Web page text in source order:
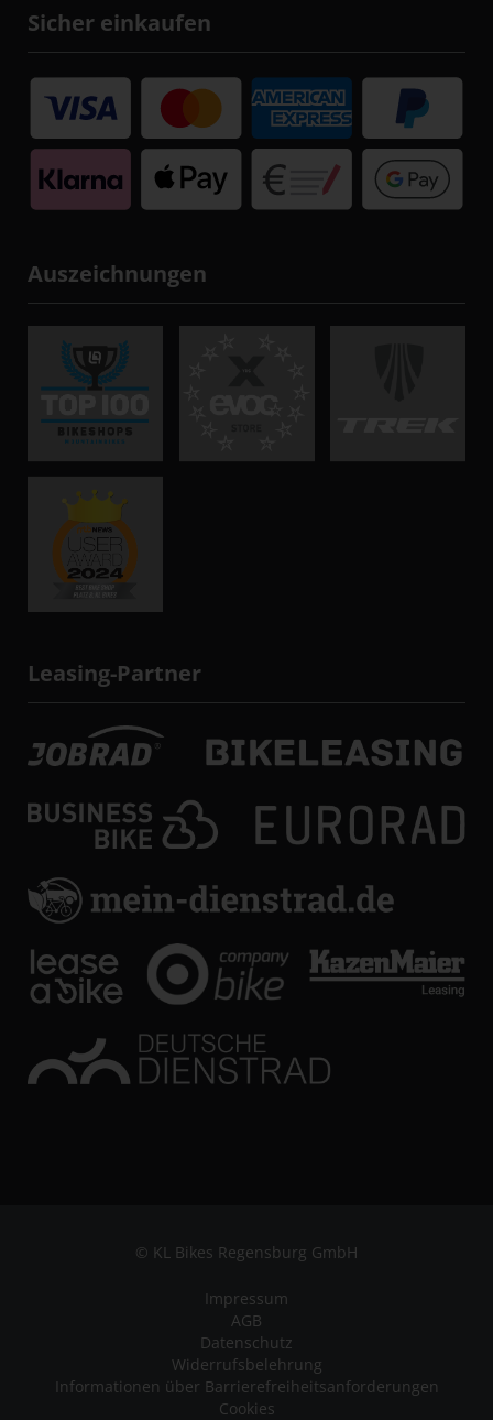
Sicher einkaufen
Auszeichnungen
Leasing-Partner
© KL Bikes Regensburg GmbH
Impressum
AGB
Datenschutz
Widerrufsbelehrung
Informationen über Barrierefreiheitsanforderungen
Cookies